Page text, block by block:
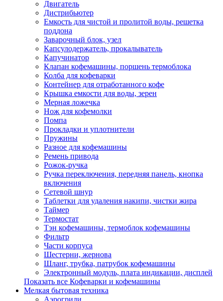
Двигатель
Дистрибьютер
Емкость для чистой и пролитой воды, решетка
поддона
Заварочный блок, узел
Капсулодержатель, прокалыватель
Капучинатор
Клапан кофемашины, поршень термоблока
Колба для кофеварки
Контейнер для отработанного кофе
Крышка емкости для воды, зерен
Мерная ложечка
Нож для кофемолки
Помпа
Прокладки и уплотнители
Пружины
Разное для кофемашины
Ремень привода
Рожок-ручка
Ручка переключения, передняя панель, кнопка
включения
Сетевой шнур
Таблетки для удаления накипи, чистки жира
Таймер
Термостат
Тэн кофемашины, термоблок кофемашины
Фильтр
Части корпуса
Шестерни, жернова
Шланг, трубка, патрубок кофемашины
Электронный модуль, плата индикации, дисплей
Показать все Кофеварки и кофемашины
Мелкая бытовая техника
Аэрогрили